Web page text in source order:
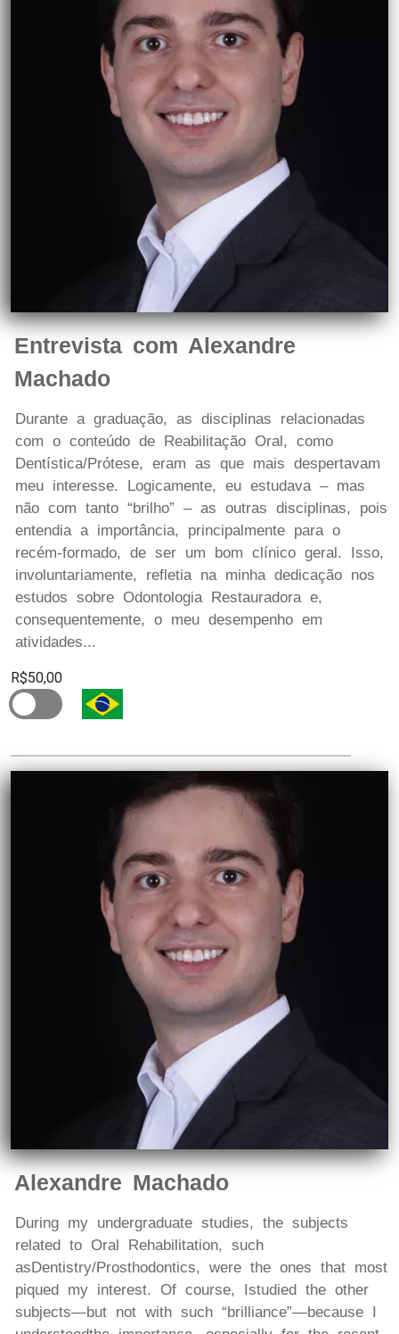
Entrevista com Alexandre
Machado
Durante a graduação, as disciplinas relacionadas
com o conteúdo de Reabilitação Oral, como
Dentística/Prótese, eram as que mais despertavam
meu interesse. Logicamente, eu estudava – mas
não com tanto “brilho” – as outras disciplinas, pois
entendia a importância, principalmente para o
recém-formado, de ser um bom clínico geral. Isso,
involuntariamente, refletia na minha dedicação nos
estudos sobre Odontologia Restauradora e,
consequentemente, o meu desempenho em
atividades...
R$50,00
Alexandre Machado
During my undergraduate studies, the subjects
related to Oral Rehabilitation, such
as Dentistry/Prosthodontics, were the ones that most
piqued my interest. Of course, Istudied the other
subjects—but not with such “brilliance”—because I